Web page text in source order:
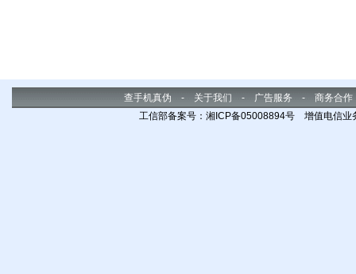
查手机真伪 - 关于我们 - 广告服务 - 商务合作
工信部备案号：湘ICP备05008894号 增值电信